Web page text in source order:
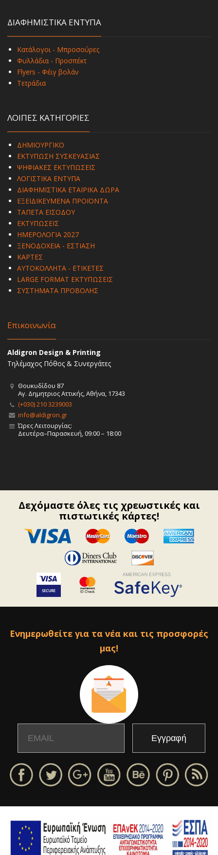
ΔΙΑΦΗΜΙΣΤΙΚΑ ΕΝΤΥΠΑ
Κατάλογοι - Μπροσούρες
Φυλλάδια - Προσπέκτ
Flyers - Φέιγ βολάν
Τετράδια
ΛΟΙΠΕΣ ΚΑΤΗΓΟΡΙΕΣ
ΔΗΜΙΟΥΡΓΙΚΟ
ΕΚΤΥΠΩΣΗ ΣΥΣΚΕΥΑΣΙΑΣ
ΨΗΦΙΑΚΕΣ ΕΚΤΥΠΩΣΕΙΣ
ΛΟΓΙΣΤΙΚΑ ΕΝΤΥΠΑ
ΔΙΑΦΗΜΙΣΤΙΚΑ ΕΤΑΙΡΙΚΑ ΔΩΡΑ
ΕΞΕΙΔΙΚΕΥΜΕΝΑ ΠΡΟΪΟΝΤΑ
ΤΑΠΕΤΑ ΕΙΣΟΔΟΥ
ΕΚΤΥΠΩΣΕΙΣ
ΗΜΕΡΟΛΟΓΙΑ 2027
ΞΕΝΟΔΟΧΕΙΑ - ΕΣΤΙΑΣΗ
ΚΑΡΤΕΣ
ΑΥΤΟΚΟΛΛΗΤΑ - ΕΤΙΚΕΤΕΣ
LARGE FORMAT ΕΚΤΥΠΩΣΕΙΣ
ΣΥΣΤΗΜΑΤΑ ΠΡΟΒΟΛΗΣ
Επικοινωνία
Aldigron Design & Printing
Τηλέμαχος Πόθος & Συνεργάτες
Θουκυδίδου 87
Αγ. Δημητριος Αττικής, Αθήνα, 17343
(+030) 210 3239003
info@aldigron.gr
Ώρες Λειτουργίας:
Δευτέρα–Παρασκευή, 09:00 – 18:00
Δεχόμαστε όλες τις χρεωστικές και
πιστωτικές κάρτες!
Ενημερωθείτε για τα νέα και τις προσφορές
μας!